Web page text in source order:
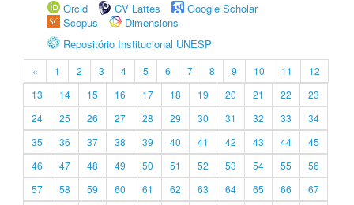
Orcid
CV Lattes
Google Scholar
Scopus
Dimensions
Repositório Institucional UNESP
« 1 2 3 4 5 6 7 8 9 10 11
12
13
14 15 16 17 18 19 20 21 22
23
24
25 26 27 28 29 30 31 32 33
34
35
36 37 38 39 40 41 42 43 44
45
46
47 48 49 50 51 52 53 54 55
56
57
58 59 60 61 62 63 64 65 66
67